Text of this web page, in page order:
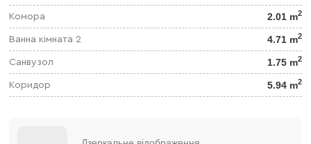
Комора 2.01 m2
Ванна кімната 2 4.71 m2
Санвузол 1.75 m2
Коридор 5.94 m2